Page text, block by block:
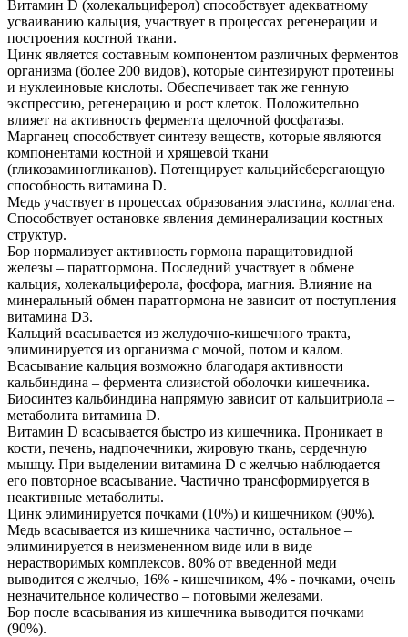
Витамин D (холекальциферол) способствует адекватному
усваиванию кальция, участвует в процессах регенерации и
построения костной ткани.
Цинк является составным компонентом различных ферментов
организма (более 200 видов), которые синтезируют протеины
и нуклеиновые кислоты. Обеспечивает так же генную
экспрессию, регенерацию и рост клеток. Положительно
влияет на активность фермента щелочной фосфатазы.
Марганец способствует синтезу веществ, которые являются
компонентами костной и хрящевой ткани
(гликозаминогликанов). Потенцирует кальцийсберегающую
способность витамина D.
Медь участвует в процессах образования эластина, коллагена.
Способствует остановке явления деминерализации костных
структур.
Бор нормализует активность гормона паращитовидной
железы – паратгормона. Последний участвует в обмене
кальция, холекальциферола, фосфора, магния. Влияние на
минеральный обмен паратгормона не зависит от поступления
витамина D3.
Кальций всасывается из желудочно-кишечного тракта,
элиминируется из организма с мочой, потом и калом.
Всасывание кальция возможно благодаря активности
кальбиндина – фермента слизистой оболочки кишечника.
Биосинтез кальбиндина напрямую зависит от кальцитриола –
метаболита витамина D.
Витамин D всасывается быстро из кишечника. Проникает в
кости, печень, надпочечники, жировую ткань, сердечную
мышцу. При выделении витамина D с желчью наблюдается
его повторное всасывание. Частично трансформируется в
неактивные метаболиты.
Цинк элиминируется почками (10%) и кишечником (90%).
Медь всасывается из кишечника частично, остальное –
элиминируется в неизмененном виде или в виде
нерастворимых комплексов. 80% от введенной меди
выводится с желчью, 16% - кишечником, 4% - почками, очень
незначительное количество – потовыми железами.
Бор после всасывания из кишечника выводится почками
(90%).